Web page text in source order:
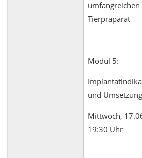
umfangreichen
Tierpräparat
Modul 5:
und Umsetzung
Mittwoch,
19:30 Uhr